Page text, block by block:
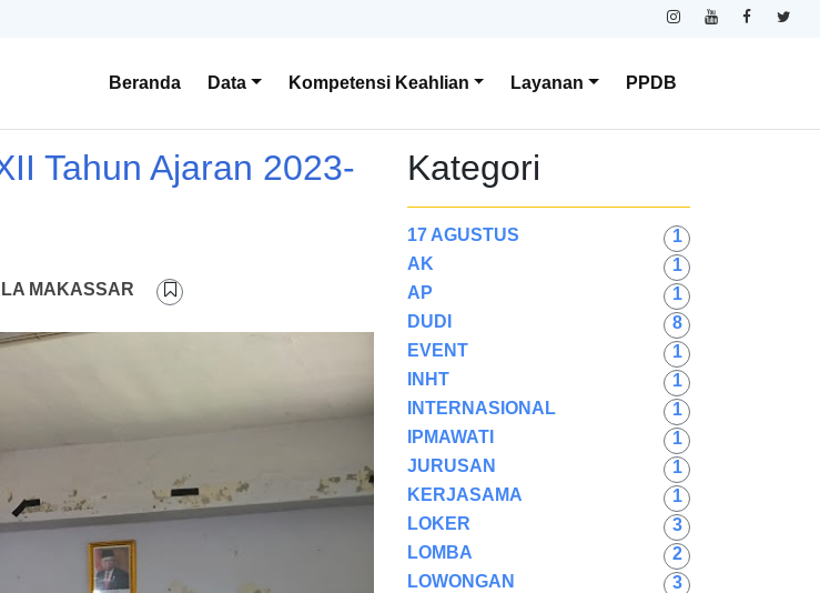
Beranda Data Kompetensi Keahlian Layanan PPDB
Tahun Ajaran 2023-
MAKASSAR
Kategori
17 AGUSTUS
1
AK
1
AP
1
DUDI
8
EVENT
1
INHT
1
INTERNASIONAL
1
IPMAWATI
1
JURUSAN
1
KERJASAMA
1
LOKER
3
LOMBA
2
LOWONGAN
3